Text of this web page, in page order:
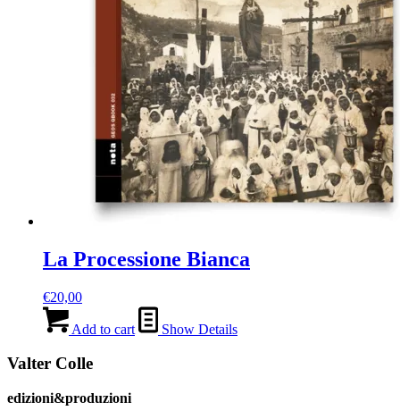
La Processione Bianca
€20,00
Add to cart Show Details
Valter Colle
edizioni&produzioni